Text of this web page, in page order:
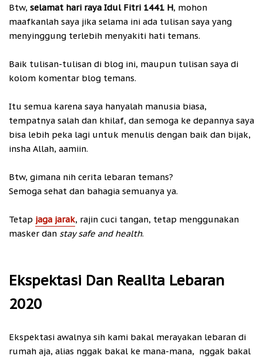
Btw, selamat hari raya Idul Fitri 1441 H, mohon
maafkanlah saya jika selama ini ada tulisan saya yang
menyinggung terlebih menyakiti hati temans.
Baik tulisan-tulisan di blog ini, maupun tulisan saya di
kolom komentar blog temans.
Itu semua karena saya hanyalah manusia biasa,
tempatnya salah dan khilaf, dan semoga ke depannya saya
bisa lebih peka lagi untuk menulis dengan baik dan bijak,
insha Allah, aamiin.
Btw, gimana nih cerita lebaran temans?
Semoga sehat dan bahagia semuanya ya.
Tetap jaga jarak, rajin cuci tangan, tetap menggunakan
masker dan stay safe and health.
Ekspektasi Dan Realita Lebaran
2020
Ekspektasi awalnya sih kami bakal merayakan lebaran di
rumah aja, alias nggak bakal ke mana-mana, nggak bakal